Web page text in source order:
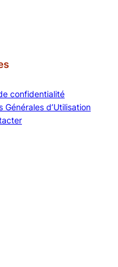
confidentialité
Générales d’Utilisation